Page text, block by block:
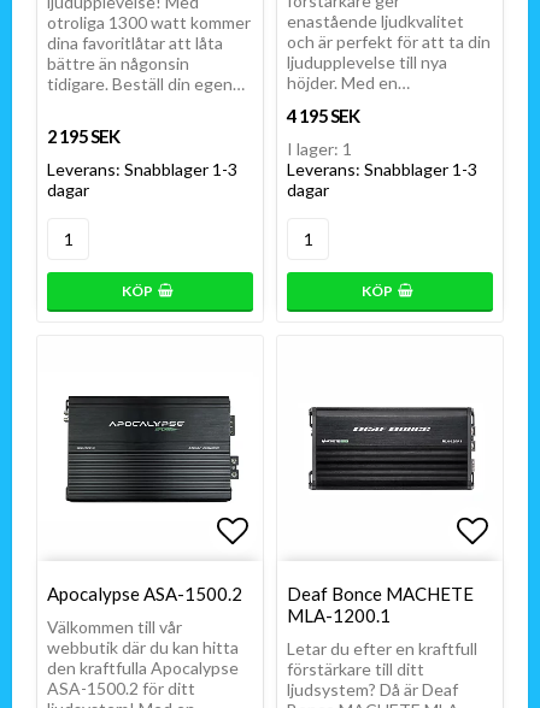
otroliga 1300 watt kommer
dina favoritlåtar att låta
bättre än någonsin
tidigare. Beställ din egen…
2 195 SEK
Leverans: Snabblager 1-3
dagar
KÖP
enastående ljudkvalitet
och är perfekt för att ta din
ljudupplevelse till nya
höjder. Med en…
4 195 SEK
I lager: 1
Leverans: Snabblager 1-3
dagar
KÖP
Lägg till i favoritlistan
Lägg till i favoritlistan
Apocalypse ASA-1500.2
Välkommen till vår
webbutik där du kan hitta
den kraftfulla Apocalypse
ASA-1500.2 för ditt
Lägg
Lägg
Deaf Bonce MACHETE
MLA-1200.1
Letar du efter en kraftfull
förstärkare till ditt
ljudsystem? Då är Deaf